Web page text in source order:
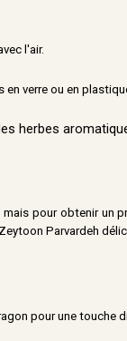
l'air.
verre ou en
herbes
pour obtenir un
Parvardeh
pour une touche